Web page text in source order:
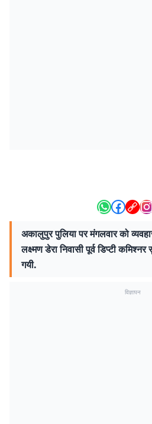
अकालुपुर पुलिया पर मंगलवार को
लक्ष्मण डेरा निवासी पूर्व डिप्टी
गयी.
विज्ञापन